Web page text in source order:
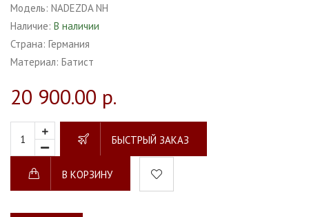
Модель: NADEZDA NH
Наличие: В наличии
Страна: Германия
Материал: Батист
20 900.00 р.
БЫСТРЫЙ ЗАКАЗ
В КОРЗИНУ